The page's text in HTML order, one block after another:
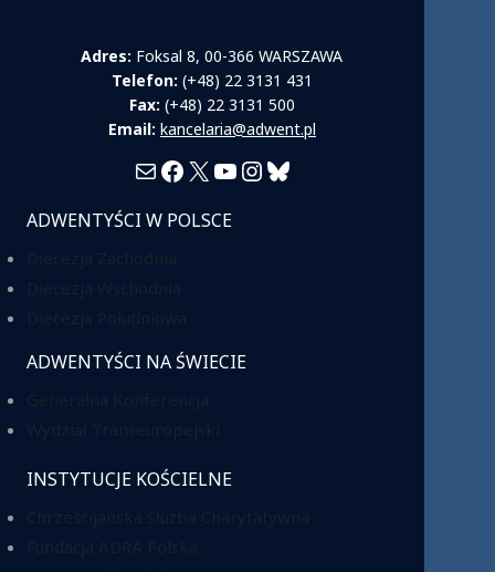
Adres: Foksal 8, 00-366 WARSZAWA
Telefon: (+48) 22 3131 431
Fax: (+48) 22 3131 500
Email: kancelaria@adwent.pl
MailFacebook
X YouTube
Instagram
Bluesky
ADWENTYŚCI W POLSCE
ADWENTYŚCI NA ŚWIECIE
INSTYTUCJE KOŚCIELNE